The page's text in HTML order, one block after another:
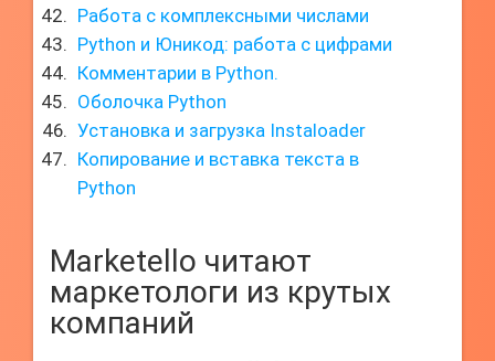
Работа с комплексными числами
Python и Юникод: работа с цифрами
Комментарии в Python.
Оболочка Python
Установка и загрузка Instaloader
Копирование и вставка текста в
Python
Marketello читают
маркетологи из крутых
компаний